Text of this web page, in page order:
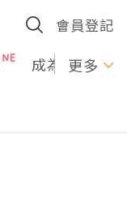
會員登記
成為U更多